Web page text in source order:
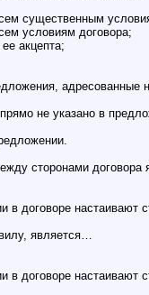
существенным
условиям договора;
акцепта;
адресованные
не указано в
сторонами договора
в договоре настаивают
является…
в договоре настаивают